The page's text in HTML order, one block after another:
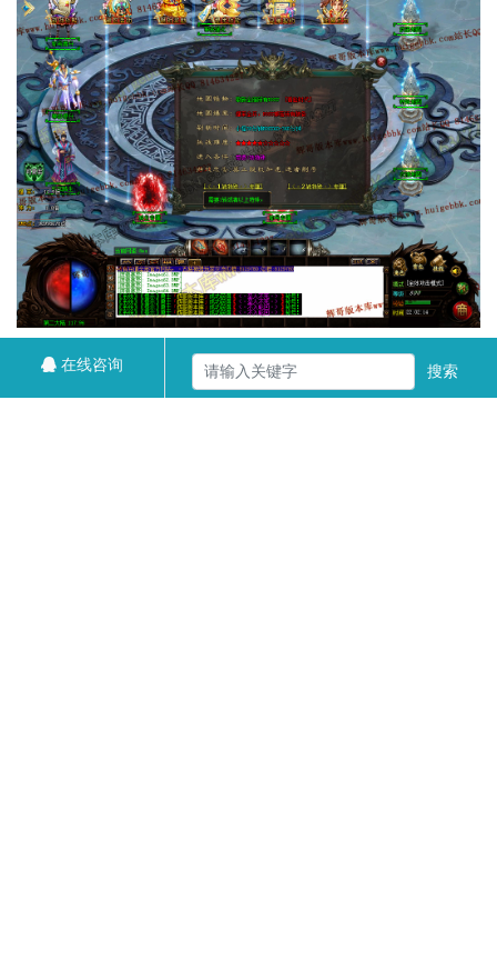
在线咨询 搜索